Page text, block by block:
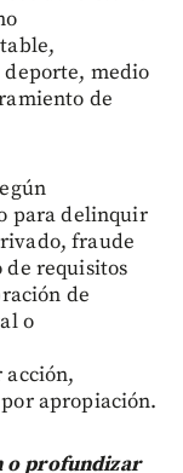
deporte, medio
de
para delinquir
fraude
requisitos
de
o
apropiación.
o profundizar